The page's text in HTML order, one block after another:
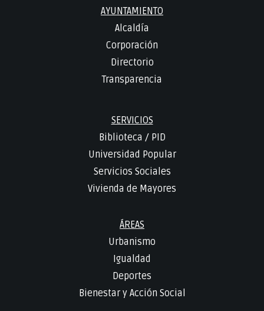
AYUNTAMIENTO
Alcaldía
Corporación
Directorio
Transparencia
SERVICIOS
Biblioteca / PID
Universidad Popular
Servicios Sociales
Vivienda de Mayores
ÁREAS
Urbanismo
Igualdad
Deportes
Bienestar y Acción Social